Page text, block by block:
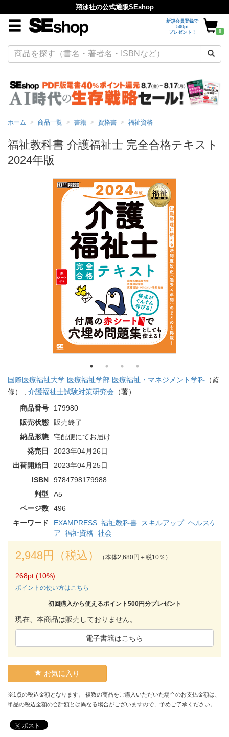
翔泳社の公式通販SEshop
新規会員登録で
500pt
プレゼント！
0
ホーム 商品一覧 書籍 資格書 福祉資格
福祉教科書 介護福祉士 完全合格テキスト
2024年版
国際医療福祉大学 医療福祉学部 医療福祉・マネジメント学科 （監
修） , 介護福祉士試験対策研究会 （著）
商品番号
179980
販売状態
販売終了
納品形態
宅配便にてお届け
発売日
2023年04月26日
出荷開始日
2023年04月25日
ISBN
9784798179988
判型
A5
ページ数
496
キーワード
EXAMPRESS 福祉教科書 スキルアップ ヘルスケ
ア 福祉資格 社会
2,948円（税込） （本体2,680円＋税10％）
268pt (10%)
ポイントの使い方はこちら
初回購入から使えるポイント500円分プレゼント
現在、本商品は販売しておりません。
電子書籍はこちら
お気に入り
※1点の税込金額となります。 複数の商品をご購入いただいた場合のお支払金額は、
単品の税込金額の合計額とは異なる場合がございますので、予めご了承ください。
ポスト